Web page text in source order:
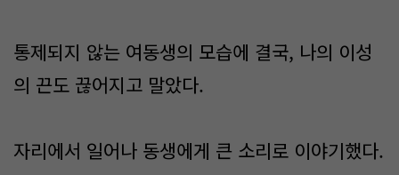
통제되지 않는 여동생의 모습에 결국, 나의 이성
의 끈도 끊어지고 말았다.
자리에서 일어나 동생에게 큰 소리로 이야기했다.